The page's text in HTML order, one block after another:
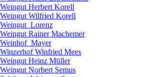
Weingut Herbert Korell
Weingut Wilfried Korell
Weingut Lorenz
Weingut Rainer Machemer
Weinhof Mayer
Winzerhof Winfried Mees
Weingut Heinz Müller
Weingut Norbert Semus